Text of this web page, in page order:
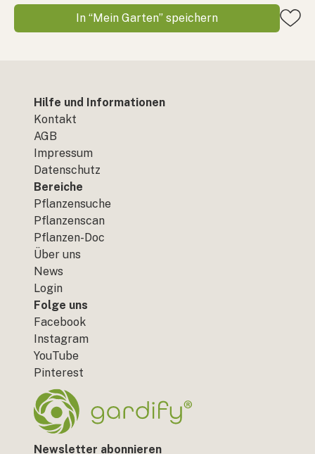
In “Mein Garten” speichern
Hilfe und Informationen
Kontakt
AGB
Impressum
Datenschutz
Bereiche
Pflanzensuche
Pflanzenscan
Pflanzen-Doc
Über uns
News
Login
Folge uns
Facebook
Instagram
YouTube
Pinterest
Newsletter abonnieren